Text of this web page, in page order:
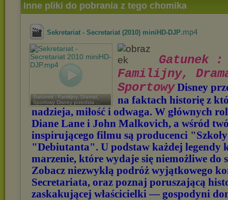
Inne pliki do pobrania z tego chomika
Sekretariat - Secretariat (2010) miniHD-DJP.mp4
Gatunek : Familijny, Dramat,
Sportowy Disney przedsta ...
Gatunek :
Familijny,
SportowyDisney
na faktach historię z
nadzieja, miłość i odwaga. W głównych
Diane Lane i John Malkovich, a wśród
inspirującego filmu są producenci
"Debiutanta". U podstaw każdej legendy
marzenie, które wydaje się niemożliwe do
Zobacz niezwykłą podróż wyjątkowego
Secretariata, oraz poznaj poruszającą
zaskakującej właścicielki — gospodyni